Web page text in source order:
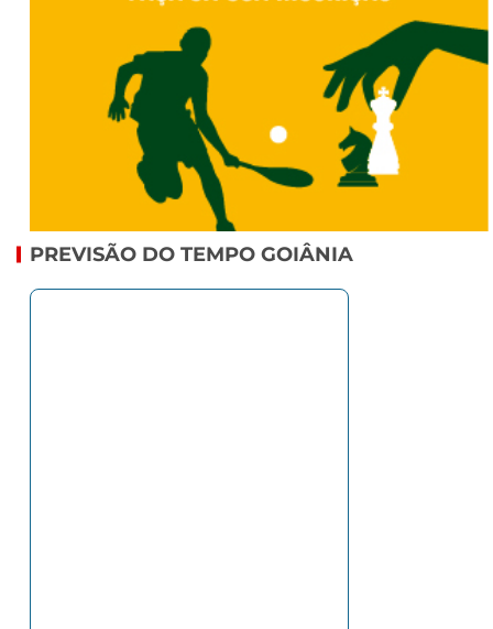
PREVISÃO DO TEMPO GOIÂNIA